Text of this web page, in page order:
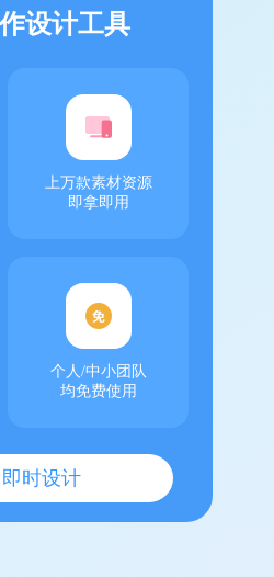
设计工具
上万款素材资源
即拿即用
个人/中小团队
均免费使用
时设计